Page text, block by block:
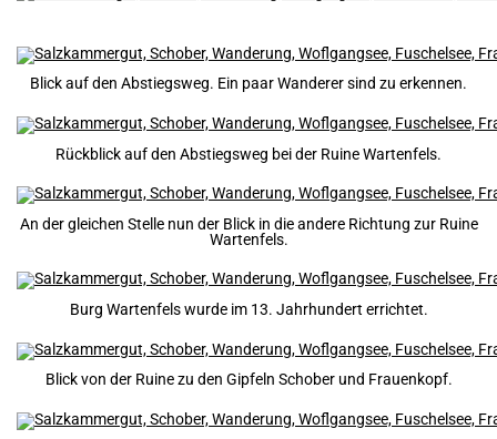
Blick auf den Abstiegsweg. Ein paar Wanderer sind zu erkennen.
Rückblick auf den Abstiegsweg bei der Ruine Wartenfels.
An der gleichen Stelle nun der Blick in die andere Richtung zur Ruine
Wartenfels.
Burg Wartenfels wurde im 13. Jahrhundert errichtet.
Blick von der Ruine zu den Gipfeln Schober und Frauenkopf.